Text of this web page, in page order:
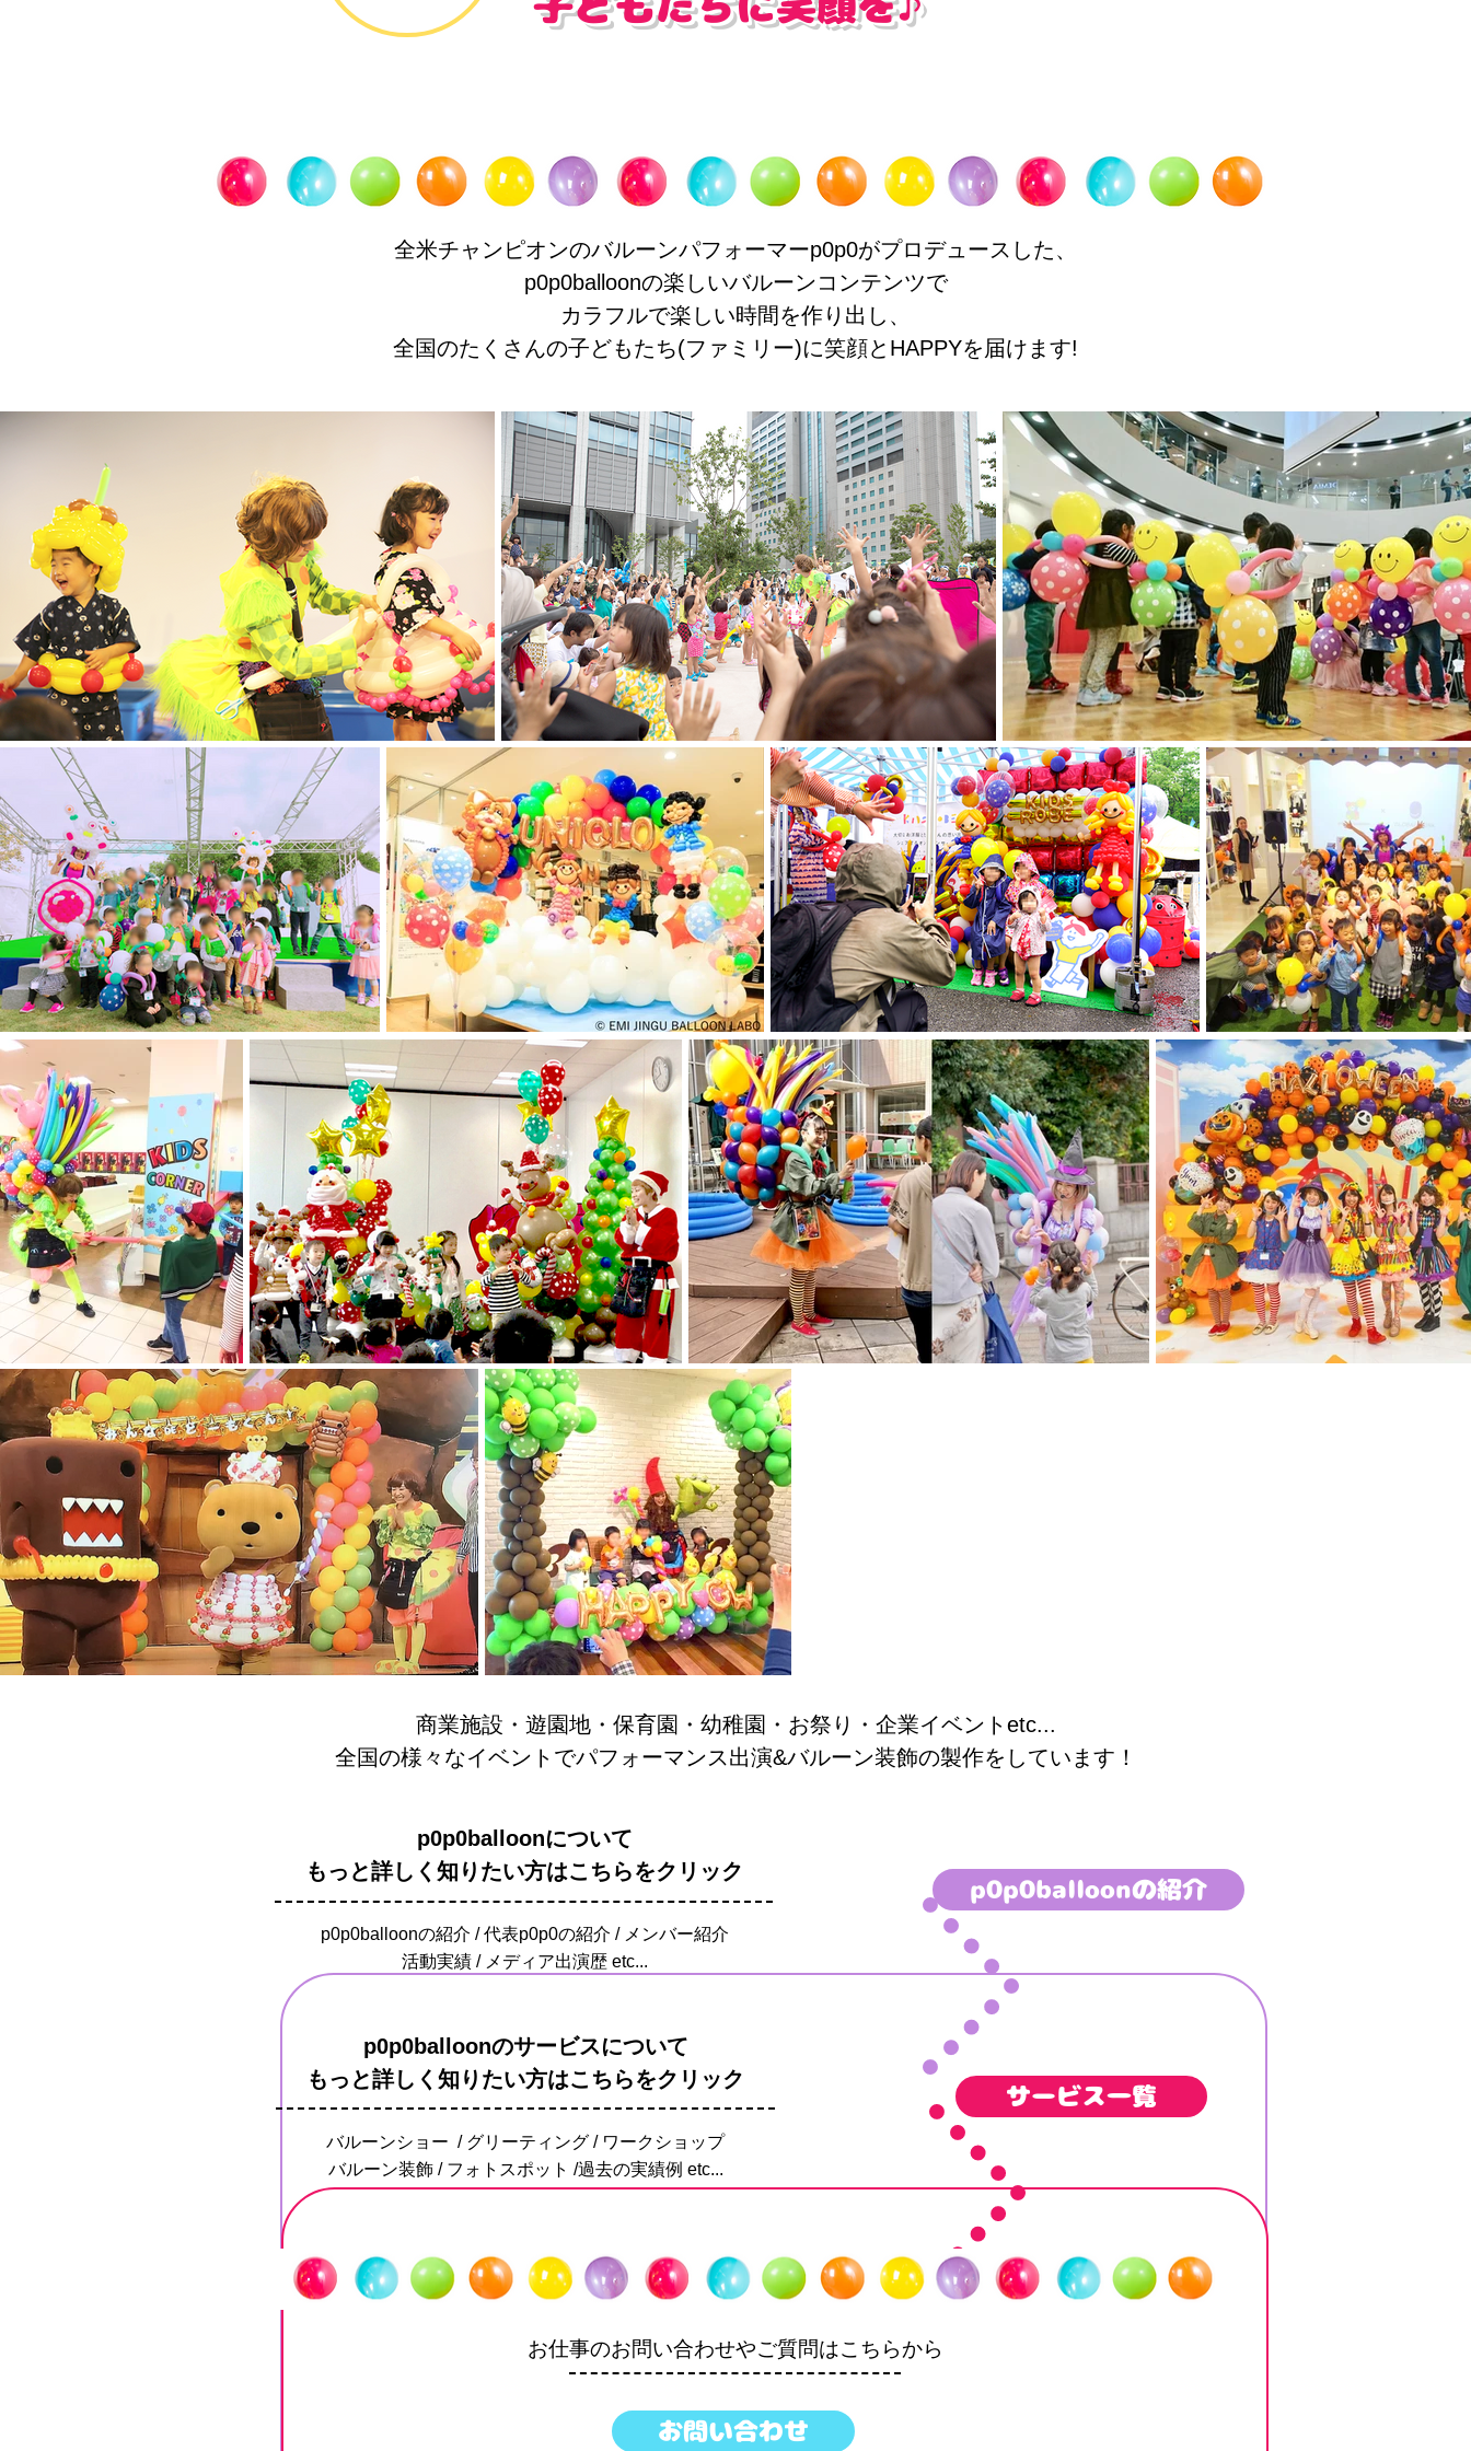
全米チャンピオンのバルーンパフォーマーp0p0がプロデュースした、
p0p0balloonの楽しいバルーンコンテンツで​
カラフルで楽しい時間を作り出し、
全国のたくさんの子どもたち(ファミリー)に笑顔とHAPPYを届けます!
商業施設・遊園地・保育園・幼稚園・お祭り・企業イベントetc...
全国の様々なイベントでパフォーマンス出演&バルーン装飾の製作をしています！
p0p0balloonについて
もっと詳しく知りたい方はこちらをクリック
p0p0balloonの紹介 / 代表p0p0の紹介 / メンバー紹介
活動実績 / メディア出演歴 etc...
p0p0balloonの紹介
p0p0balloonのサービスについて
もっと詳しく知りたい方はこちらをクリック
バルーンショー / グリーティング / ワークショップ
バルーン装飾 / フォトスポット /過去の実績例 etc...
サービス一覧
​​お仕事のお問い合わせやご質問はこちらから
お問い合わせ